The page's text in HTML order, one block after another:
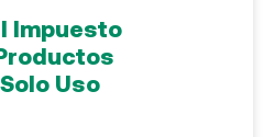
Impuesto
Uso